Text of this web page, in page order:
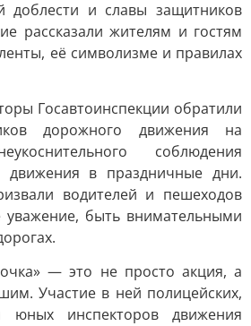
доблести и славы защитников
рассказали жителям и гостям
её символизме и правилах
Госавтоинспекции обратили
дорожного движения на
соблюдения
движения в праздничные дни.
водителей и пешеходов
уважение, быть внимательными
— это не просто акция, а
Участие в ней полицейских,
юных инспекторов движения